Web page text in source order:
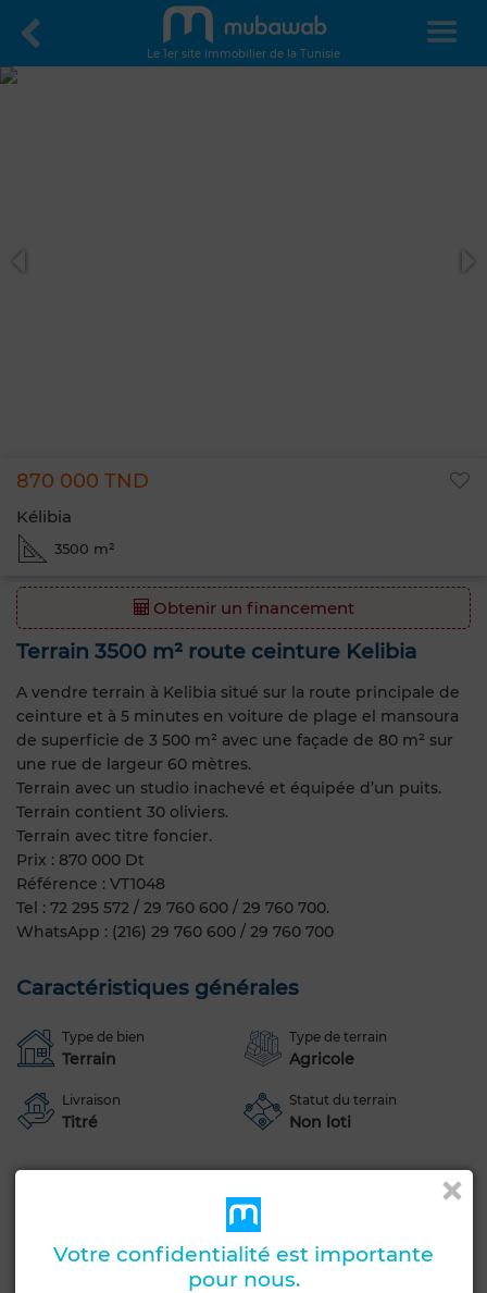
Le 1er site immobilier de la Tunisie
870 000 TND
Kélibia
3500 m²
Obtenir un financement
Terrain 3500 m² route ceinture Kelibia
A vendre terrain à Kelibia situé sur la route principale de
ceinture et à 5 minutes en voiture de plage el mansoura
de superficie de 3 500 m² avec une façade de 80 m² sur
une rue de largeur 60 mètres.
Terrain avec un studio inachevé et équipée d’un puits.
Terrain contient 30 oliviers.
Terrain avec titre foncier.
Prix : 870 000 Dt
Référence : VT1048
Tel : 72 295 572 / 29 760 600 / 29 760 700.
WhatsApp : (216) 29 760 600 / 29 760 700
Caractéristiques générales
Type de bien
Terrain
Type de terrain
Agricole
Livraison
Titré
Statut du terrain
Non loti
Voir plus de photos
Votre confidentialité est importante
pour nous.